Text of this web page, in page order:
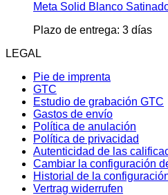
Meta Solid Blanco
Plazo de entrega: 3 días
LEGAL
Pie de imprenta
GTC
Estudio de grabación GTC
Gastos de envío
Política de anulación
Política de privacidad
Autenticidad de las
Cambiar la configuración
Historial de la
Vertrag widerrufen